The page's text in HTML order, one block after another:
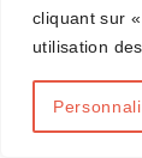
cliquant sur
utilisation
E-